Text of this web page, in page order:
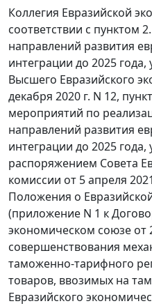
Коллегия Евразийской
соответствии с пунктом
направлений развития
интеграции до 2025
Высшего Евразийского
декабря 2020 г. N 12,
мероприятий по
направлений развития
интеграции до 2025
распоряжением Совета
комиссии от 5 апреля
Положения о
(приложение N 1 к
экономическом союзе от
совершенствования
таможенно-тарифного
товаров, ввозимых на
Евразийского